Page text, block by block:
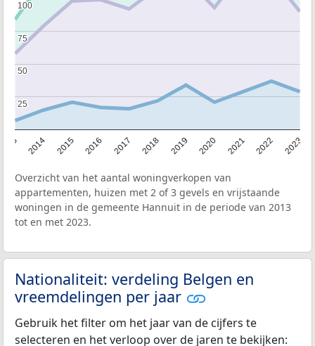
2014 2015 2016 2017 2018 2019 2020 2021 2022 2023
25
25
50
50
75
75
100
100
Overzicht van het aantal woningverkopen van
appartementen, huizen met 2 of 3 gevels en vrijstaande
woningen in de gemeente Hannuit in de periode van 2013
tot en met 2023.
Nationaliteit: verdeling Belgen en
vreemdelingen per jaar
Gebruik het filter om het jaar van de cijfers te
selecteren en het verloop over de jaren te bekijken: